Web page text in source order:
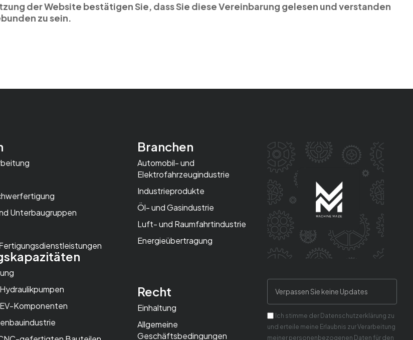
der Website bestätigen Sie, dass Sie diese Vereinbarung gelesen und verstanden
zu sein.
Unterbaugruppen
Komponenten
Branchen
Automobil- und
Elektrofahrzeugindustrie
Industrieprodukte
Öl- und Gasindustrie
Luft- und Raumfahrtindustrie
Energieübertragung
Recht
Einhaltung
Allgemeine
Geschäftsbedingungen
Ich stimme der Datenschutzerklärung zu
und erteile meine Erlaubnis zur Verarbeitung
meiner personenbezogenen Daten für den